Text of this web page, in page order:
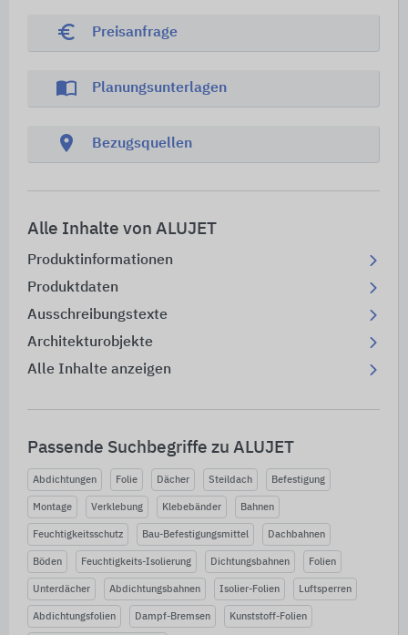
euro_symbol Preisanfrage
import_contacts Planungsunterlagen
location_on Bezugsquellen
Alle Inhalte von ALUJET
Produktinformationen
Produktdaten
Ausschreibungstexte
Architekturobjekte
Alle Inhalte anzeigen
Passende Suchbegriffe zu ALUJET
Abdichtungen Folie Dächer Steildach Befestigung
Montage Verklebung Klebebänder Bahnen
Feuchtigkeitsschutz Bau-Befestigungsmittel Dachbahnen
Böden Feuchtigkeits-Isolierung Dichtungsbahnen Folien
Unterdächer Abdichtungsbahnen Isolier-Folien Luftsperren
Abdichtungsfolien Dampf-Bremsen Kunststoff-Folien